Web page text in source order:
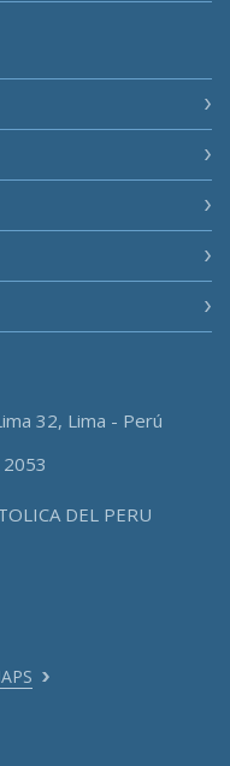
32, Lima - Perú
DEL PERU